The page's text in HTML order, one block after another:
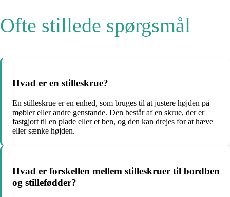
Ofte stillede spørgsmål
Hvad er en stilleskrue?
En stilleskrue er en enhed, som bruges til at justere højden på
møbler eller andre genstande. Den består af en skrue, der er
fastgjort til en plade eller et ben, og den kan drejes for at hæve
eller sænke højden.
Hvad er forskellen mellem stilleskruer til bordben
og stillefødder?